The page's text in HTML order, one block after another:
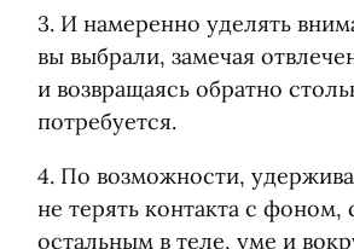
3. И намеренно уделять
вы выбрали, замечая
и возвращаясь обратно
потребуется.
4. По возможности,
не терять контакта с фоном,
остальным в теле, уме и